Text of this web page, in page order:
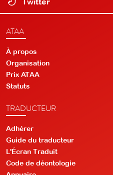
ATAA
À propos
Organisation
Prix ATAA
Statuts
TRADUCTEUR
Adhérer
Guide du traducteur
L'Écran Traduit
Code de déontologie